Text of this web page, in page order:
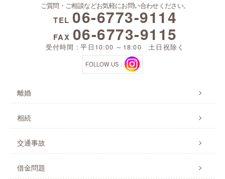
ご質問・ご相談などお気軽にお問い合わせください。
TEL 06-6773-9114
FAX 06-6773-9115
受付時間 : 平日10:00 ～18:00 土日祝除く
FOLLOW US：
離婚
相続
交通事故
借金問題